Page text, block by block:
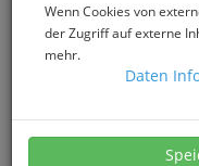
Bitte beachten Sie -
täglich besetzt.
Sie bearbeitet
versucht jedes
zu bearbeiten.
Wenn Cookies von
der Zugriff auf externe
mehr.
Daten